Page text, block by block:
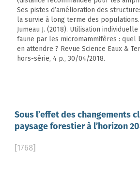
Ses pistes d’amélioration des
la survie à long terme des populations.
Jumeau J. (2018). Utilisation
faune par les micromammifères : quel
en attendre ? Revue Science Eaux &
hors-série, 4 p., 30/04/2018.
Sous l’effet des changements
paysage forestier à l’horizon
[1768]